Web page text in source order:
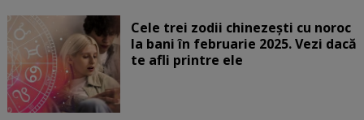
Cele trei zodii chinezești cu noroc
la bani în februarie 2025. Vezi dacă
te afli printre ele